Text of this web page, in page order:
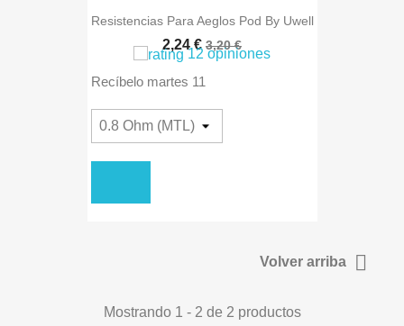
Resistencias Para Aeglos Pod By Uwell
2,24 € 3,20 €
12 opiniones
Recíbelo martes 11
Volver arriba 
Mostrando 1 - 2 de 2 productos